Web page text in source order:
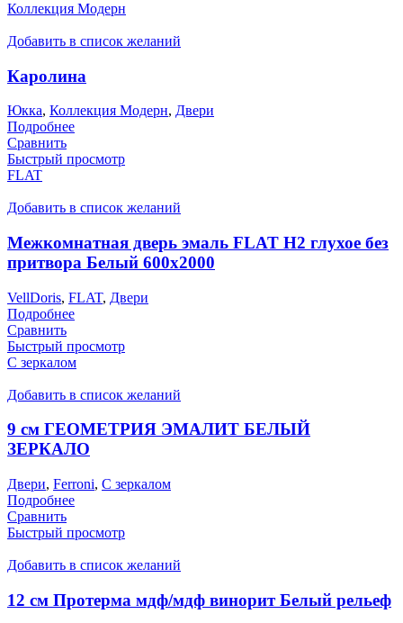
Коллекция Модерн
Добавить в список желаний
Каролина
Юкка, Коллекция Модерн, Двери
Подробнее
Сравнить
Быстрый просмотр
FLAT
Добавить в список желаний
Межкомнатная дверь эмаль FLAT H2 глухое без
притвора Белый 600х2000
VellDoris, FLAT, Двери
Подробнее
Сравнить
Быстрый просмотр
С зеркалом
Добавить в список желаний
9 см ГЕОМЕТРИЯ ЭМАЛИТ БЕЛЫЙ
ЗЕРКАЛО
Двери, Ferroni, С зеркалом
Подробнее
Сравнить
Быстрый просмотр
Добавить в список желаний
12 см Протерма мдф/мдф винорит Белый рельеф